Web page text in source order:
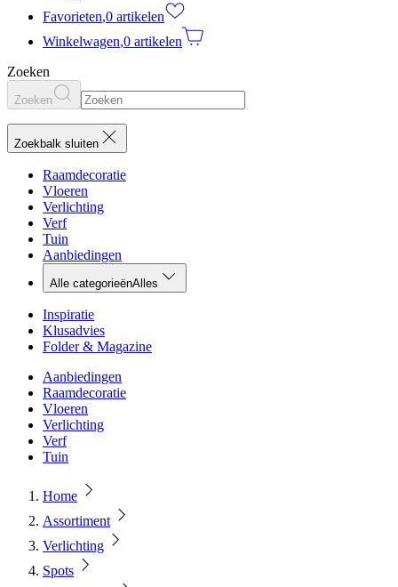
Favorieten,0 artikelen
Winkelwagen,0 artikelen
Zoeken
Zoeken
Zoekbalk sluiten
Raamdecoratie
Vloeren
Verlichting
Verf
Tuin
Aanbiedingen
Alle categorieënAlles
Inspiratie
Klusadvies
Folder & Magazine
Aanbiedingen
Raamdecoratie
Vloeren
Verlichting
Verf
Tuin
Home
Assortiment
Verlichting
Spots